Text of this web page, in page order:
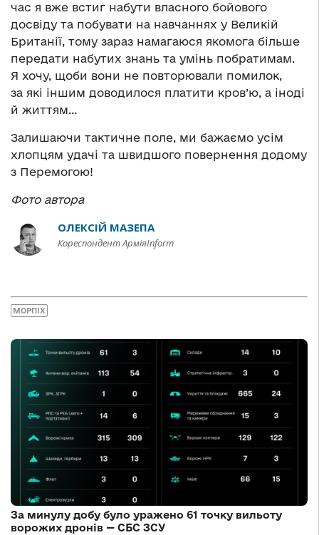
час я вже встиг набути власного бойового
досвіду та побувати на навчаннях у Великій
Британії, тому зараз намагаюся якомога більше
передати набутих знань та умінь побратимам.
Я хочу, щоби вони не повторювали помилок,
за які іншим доводилося платити кров’ю, а іноді
й життям…
Залишаючи тактичне поле, ми бажаємо усім
хлопцям удачі та швидшого повернення додому
з Перемогою!
Фото автора
ОЛЕКСІЙ МАЗЕПА
Кореспондент АрміяInform
МОРПІХ
За минулу добу було уражено 61 точку вильоту
ворожих дронів — СБС ЗСУ